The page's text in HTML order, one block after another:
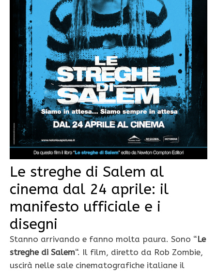
Le streghe di Salem al
cinema dal 24 aprile: il
manifesto ufficiale e i
disegni
Stanno arrivando e fanno molta paura. Sono “Le
streghe di Salem“. Il film, diretto da Rob Zombie,
uscirà nelle sale cinematografiche italiane il